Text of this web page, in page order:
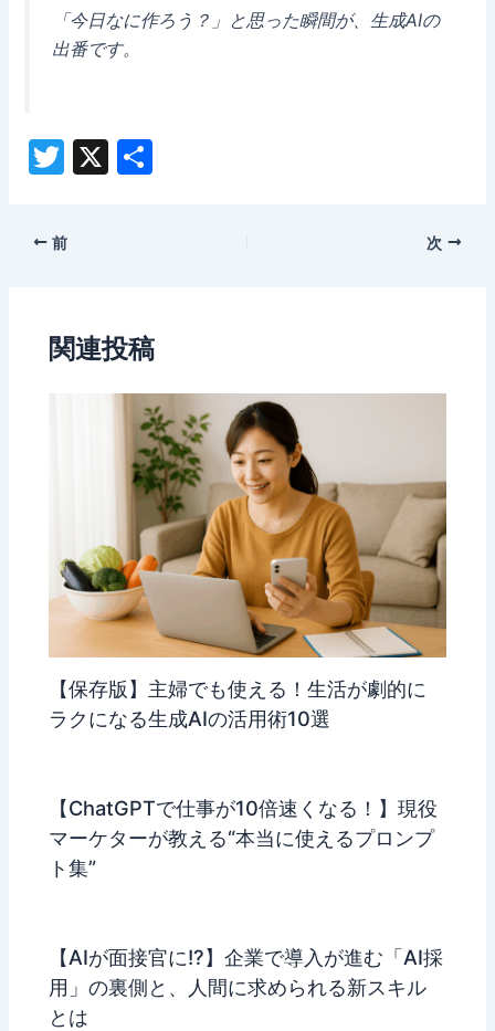
「今日なに作ろう？」と思った瞬間が、生成AIの
出番です。
T
itt
er
X
Post 前 次
関連投稿
【保存版】主婦でも使える！生活が劇的に
ラクになる生成AIの活用術10選
【ChatGPTで仕事が10倍速くなる！】現役
マーケターが教える“本当に使えるプロンプ
ト集”
【AIが面接官に!?】企業で導入が進む「AI採
用」の裏側と、人間に求められる新スキル
とは